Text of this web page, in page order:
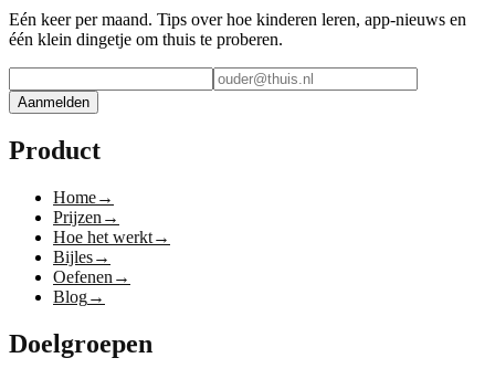
Eén keer per maand. Tips over hoe kinderen leren, app-nieuws en
één klein dingetje om thuis te proberen.
Aanmelden
Product
Home→
Prijzen →
Hoe het werkt→
Bijles→
Oefenen →
Blog→
Doelgroepen